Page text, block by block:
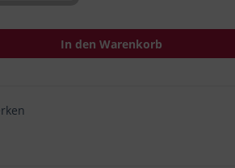
In den Warenkorb